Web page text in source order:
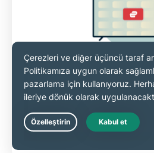
Apple TV
Apple TV’den App
ExpressVPN’i aratın.